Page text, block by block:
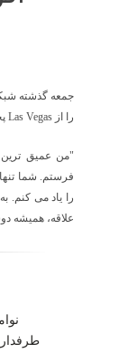
جمعه گذشته
را از Las Vegas
"من عميق ترين
فرستم. شما
را ياد می کنم.
علاقه، هميشه